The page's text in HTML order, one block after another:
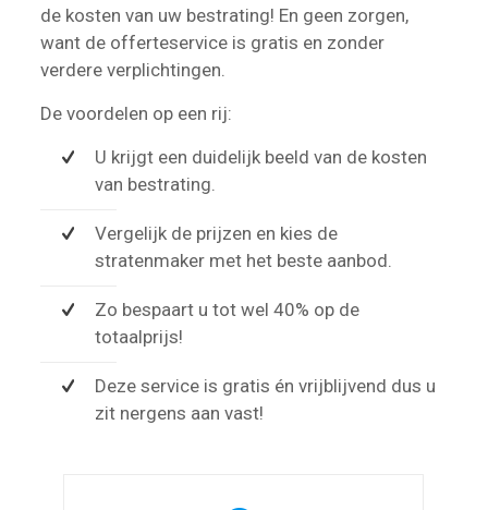
de kosten van uw bestrating! En geen zorgen,
want de offerteservice is gratis en zonder
verdere verplichtingen.
De voordelen op een rij:
U krijgt een duidelijk beeld van de kosten
van bestrating.
Vergelijk de prijzen en kies de
stratenmaker met het beste aanbod.
Zo bespaart u tot wel 40% op de
totaalprijs!
Deze service is gratis én vrijblijvend dus u
zit nergens aan vast!